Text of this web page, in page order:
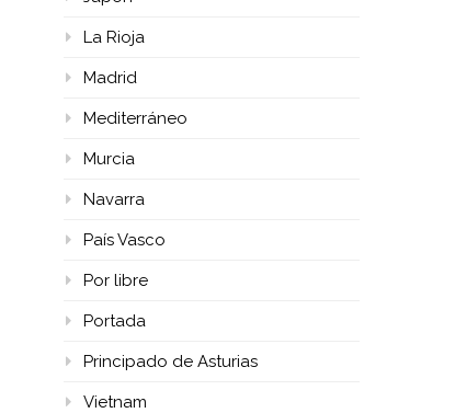
La Rioja
Madrid
Mediterráneo
Murcia
Navarra
País Vasco
Por libre
Portada
Principado de Asturias
Vietnam